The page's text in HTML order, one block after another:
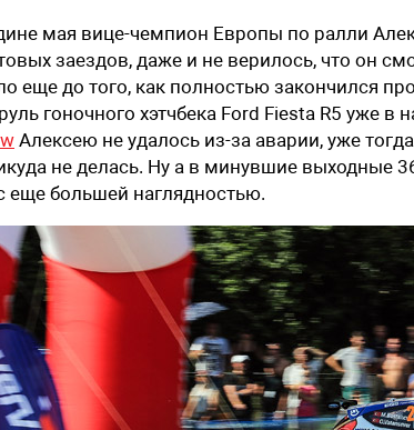
мая вице-чемпион Европы по ралли
заездов, даже и не верилось, что он
еще до того, как полностью закончился
гоночного хэтчбека Ford Fiesta R5 уже в
Алексею не удалось из-за аварии, уже
не делась. Ну а в минувшие выходные
еще большей наглядностью.